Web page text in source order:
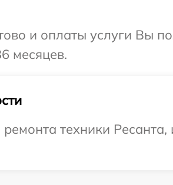
и оплаты услуги Вы
месяцев.
техники Ресанта,